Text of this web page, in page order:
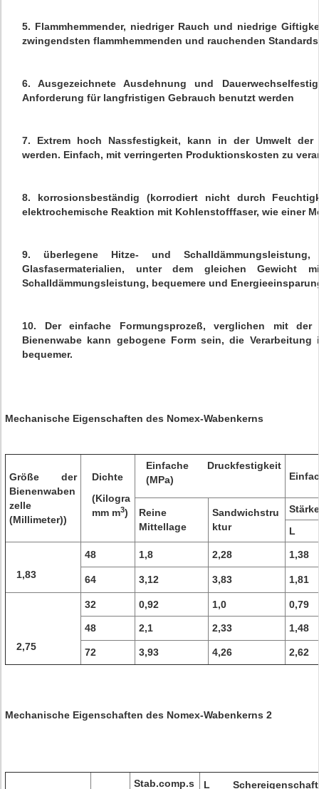
5. Flammhemmender, niedriger Rauch und niedrige
zwingendsten flammhemmenden und rauchenden
6. Ausgezeichnete Ausdehnung und
Anforderung für langfristigen Gebrauch benutzt werden
7. Extrem hoch Nassfestigkeit, kann in der Umwelt der
werden. Einfach, mit verringerten Produktionskosten zu
8. korrosionsbeständig (korrodiert nicht durch
elektrochemische Reaktion mit Kohlenstofffaser, wie einer
9. überlegene Hitze- und
Glasfasermaterialien, unter dem gleichen Gewicht
Schalldämmungsleistung, bequemere und
10. Der einfache Formungsprozeß, verglichen mit der
Bienenwabe kann gebogene Form sein, die
bequemer.
Mechanische Eigenschaften des Nomex-Wabenkerns
Größe der
Bienenwaben
zelle
(Millimeter))
Dichte
(Kilogra
mm m3)
Einfache Druckfestigkeit
(MPa)
Reine
Mittellage
Sandwichstru
ktur
Stärke
L
1,83
48 1,8 2,28 1,38
64 3,12 3,83 1,81
2,75
32 0,92 1,0 0,79
48 2,1 2,33 1,48
72 3,93 4,26 2,62
Mechanische Eigenschaften des Nomex-Wabenkerns 2
Stab.comp.s L